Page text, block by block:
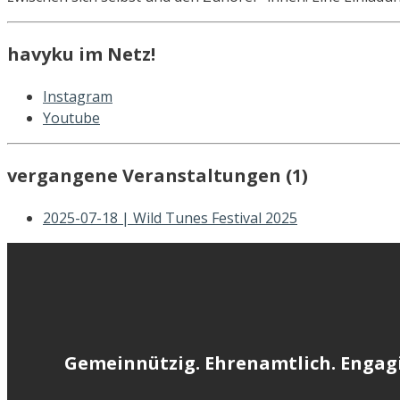
havyku im Netz!
Instagram
Youtube
vergangene Veranstaltungen (1)
2025-07-18 | Wild Tunes Festival 2025
Gemeinnützig. Ehrenamtlich.